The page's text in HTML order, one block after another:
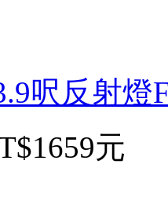
呎反射燈
元